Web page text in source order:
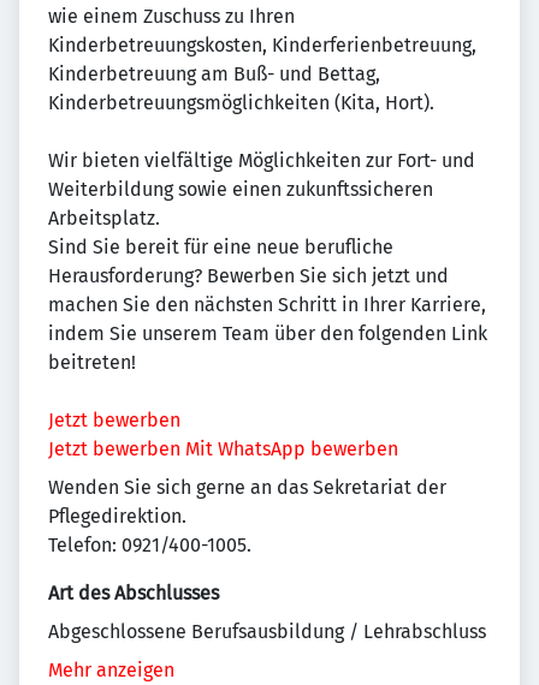
wie einem Zuschuss zu Ihren
Kinderbetreuungskosten, Kinderferienbetreuung,
Kinderbetreuung am Buß- und Bettag,
Kinderbetreuungsmöglichkeiten (Kita, Hort).
Wir bieten vielfältige Möglichkeiten zur Fort- und
Weiterbildung sowie einen zukunftssicheren
Arbeitsplatz.
Sind Sie bereit für eine neue berufliche
Herausforderung? Bewerben Sie sich jetzt und
machen Sie den nächsten Schritt in Ihrer Karriere,
indem Sie unserem Team über den folgenden Link
beitreten!
Jetzt bewerben
Jetzt bewerben Mit WhatsApp bewerben
Wenden Sie sich gerne an das Sekretariat der
Pflegedirektion.
Telefon: 0921/400-1005.
Art des Abschlusses
Abgeschlossene Berufsausbildung / Lehrabschluss
Mehr anzeigen